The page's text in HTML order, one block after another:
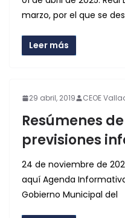
marzo, por el que se
Leer más
29 abril, 2019 CEOE
Resúmenes
previsiones
24 de noviembre de
aquí Agenda
Gobierno Municipal del